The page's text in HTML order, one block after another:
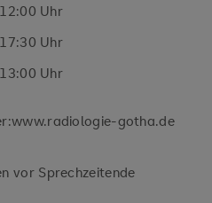
Uhr
Uhr
Uhr
gotha.de
vor Sprechzeitende